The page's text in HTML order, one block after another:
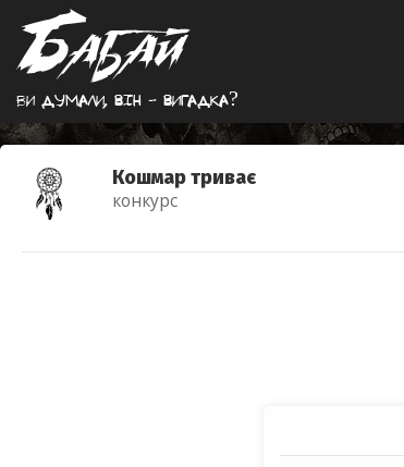
Ви думали, вiн - вигадка?
Кошмар триває
конкурс